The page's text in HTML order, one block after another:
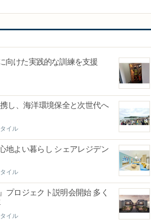
向けた実践的な訓練を支援
し、海洋環境保全と次世代へ
イル
地よい暮らし シェアレジデン
イル
プロジェクト説明会開始 多く
イル